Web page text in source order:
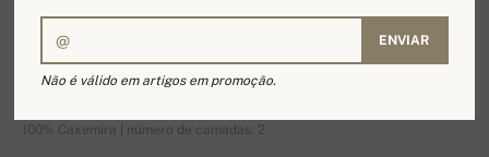
Toulon-First
100% Caxemira | número de camadas: 2
ENVIAR
Não é válido em artigos em promoção.